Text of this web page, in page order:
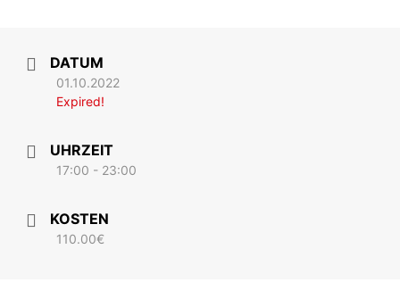
DATUM
01.10.2022
Expired!
UHRZEIT
17:00 - 23:00
KOSTEN
110.00€